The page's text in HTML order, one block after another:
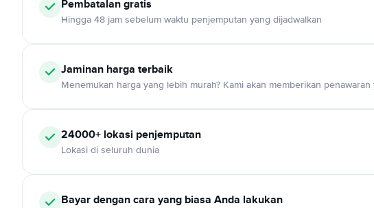
Pembatalan gratis
Hingga 48 jam sebelum waktu penjemputan yang dijadwalkan
Jaminan harga terbaik
Menemukan harga yang lebih murah? Kami akan memberikan
24000+ lokasi penjemputan
Lokasi di seluruh dunia
Bayar dengan cara yang biasa Anda lakukan